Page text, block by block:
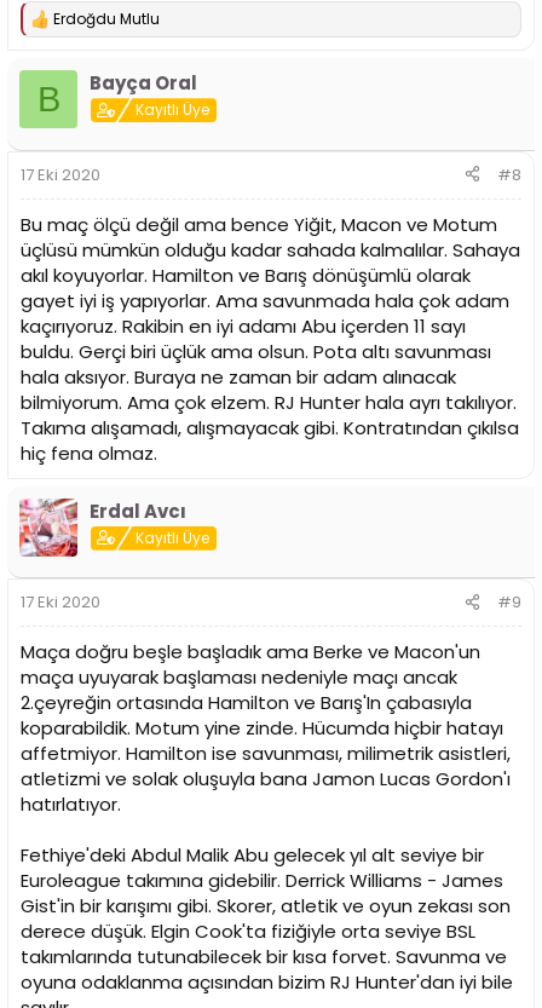
T
p
l
:
Erdoğdu Mutlu
B Bayça Oral
Kayıtlı Üye
17 Eki 2020 #8
Bu maç ölçü değil ama bence Yiğit, Macon ve Motum
üçlüsü mümkün olduğu kadar sahada kalmalılar. Sahaya
akıl koyuyorlar. Hamilton ve Barış dönüşümlü olarak
gayet iyi iş yapıyorlar. Ama savunmada hala çok adam
kaçırıyoruz. Rakibin en iyi adamı Abu içerden 11 sayı
buldu. Gerçi biri üçlük ama olsun. Pota altı savunması
hala aksıyor. Buraya ne zaman bir adam alınacak
bilmiyorum. Ama çok elzem. RJ Hunter hala ayrı takılıyor.
Takıma alışamadı, alışmayacak gibi. Kontratından çıkılsa
hiç fena olmaz.
Erdal Avcı
Kayıtlı Üye
17 Eki 2020 #9
Maça doğru beşle başladık ama Berke ve Macon'un
maça uyuyarak başlaması nedeniyle maçı ancak
2.çeyreğin ortasında Hamilton ve Barış'In çabasıyla
koparabildik. Motum yine zinde. Hücumda hiçbir hatayı
affetmiyor. Hamilton ise savunması, milimetrik asistleri,
atletizmi ve solak oluşuyla bana Jamon Lucas Gordon'ı
hatırlatıyor.
Fethiye'deki Abdul Malik Abu gelecek yıl alt seviye bir
Euroleague takımına gidebilir. Derrick Williams - James
Gist'in bir karışımı gibi. Skorer, atletik ve oyun zekası son
derece düşük. Elgin Cook'ta fiziğiyle orta seviye BSL
takımlarında tutunabilecek bir kısa forvet. Savunma ve
oyuna odaklanma açısından bizim RJ Hunter'dan iyi bile